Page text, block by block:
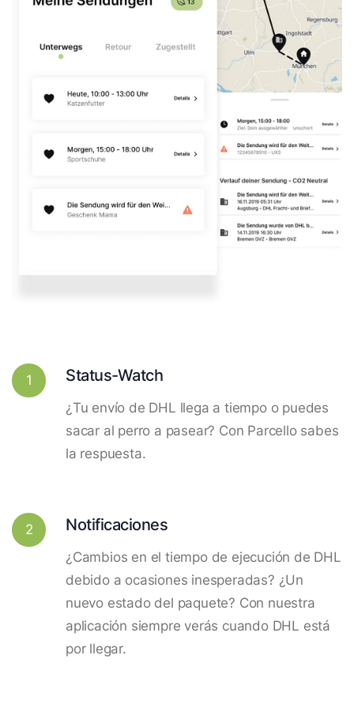
1 Status-Watch
¿Tu envío de DHL llega a tiempo o puedes
sacar al perro a pasear? Con Parcello sabes
la respuesta.
2 Notificaciones
¿Cambios en el tiempo de ejecución de DHL
debido a ocasiones inesperadas? ¿Un
nuevo estado del paquete? Con nuestra
aplicación siempre verás cuando DHL está
por llegar.